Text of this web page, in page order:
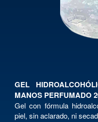
GEL
MANOS PERFUMADO
Gel con fórmula
piel, sin aclarado, ni